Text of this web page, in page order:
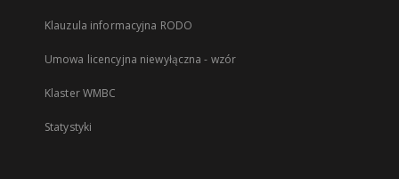
Klauzula informacyjna RODO
Umowa licencyjna niewyłączna - wzór
Klaster WMBC
Statystyki